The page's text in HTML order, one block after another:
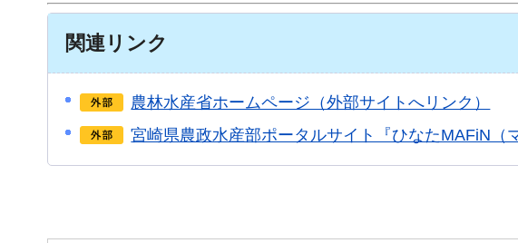
関連リンク
農林水産省ホームページ（外部サイトへリンク）
宮崎県農政水産部ポータルサイト『ひなたMAFiN（